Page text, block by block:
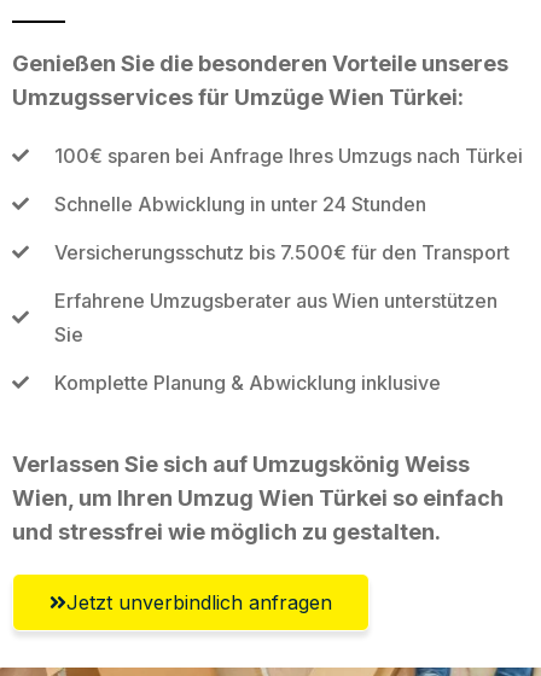
Genießen Sie die besonderen Vorteile unseres
Umzugsservices für Umzüge Wien Türkei:
100€ sparen bei Anfrage Ihres Umzugs nach Türkei
Schnelle Abwicklung in unter 24 Stunden
Versicherungsschutz bis 7.500€ für den Transport
Erfahrene Umzugsberater aus Wien unterstützen
Sie
Komplette Planung & Abwicklung inklusive
Verlassen Sie sich auf Umzugskönig Weiss
Wien, um Ihren Umzug Wien Türkei so einfach
und stressfrei wie möglich zu gestalten.
Jetzt unverbindlich anfragen